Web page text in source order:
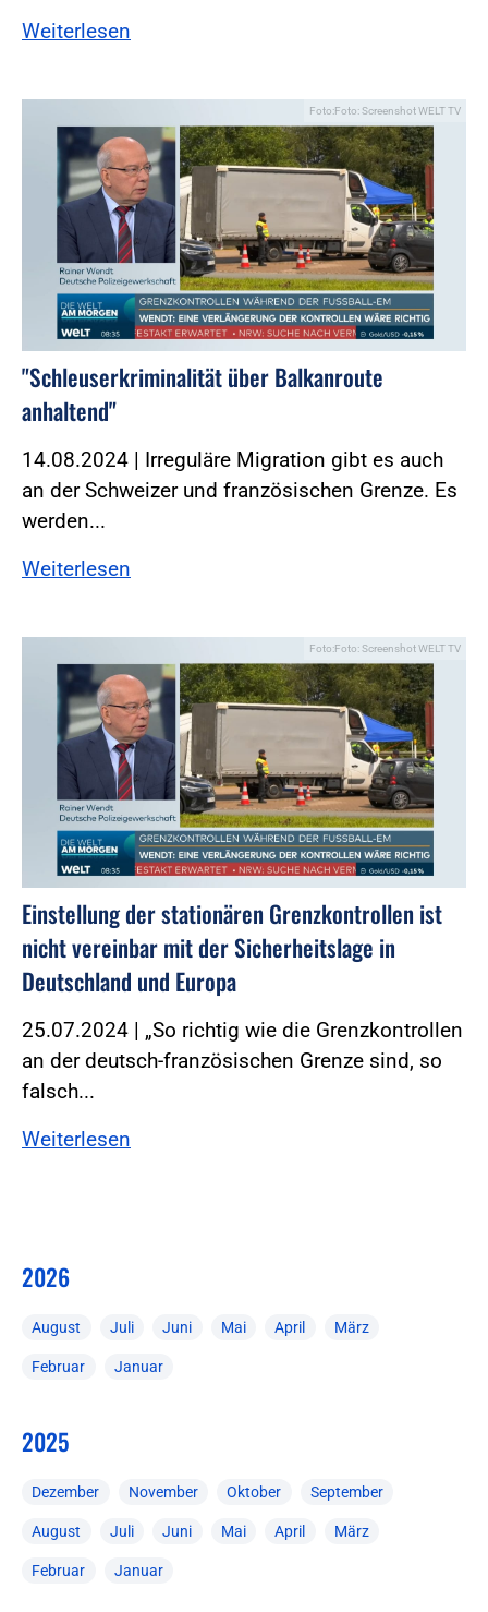
Weiterlesen
Foto:Foto: Screenshot WELT TV
"Schleuserkriminalität über Balkanroute
anhaltend"
14.08.2024 | Irreguläre Migration gibt es auch
an der Schweizer und französischen Grenze. Es
werden...
Weiterlesen
Foto:Foto: Screenshot WELT TV
Einstellung der stationären Grenzkontrollen ist
nicht vereinbar mit der Sicherheitslage in
Deutschland und Europa
25.07.2024 | „So richtig wie die Grenzkontrollen
an der deutsch-französischen Grenze sind, so
falsch...
Weiterlesen
2026
August Juli Juni Mai April März
Februar Januar
2025
Dezember November Oktober September
August Juli Juni Mai April März
Februar Januar